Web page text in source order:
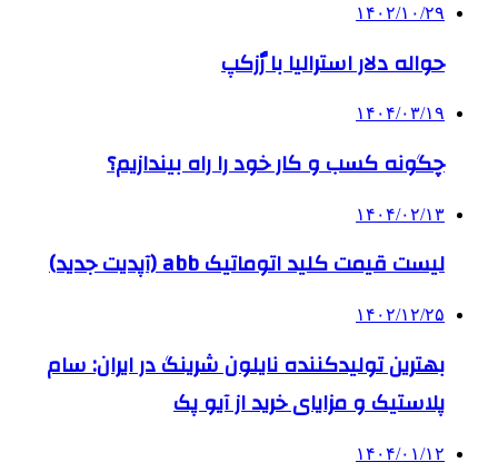
۱۴۰۲/۱۰/۲۹
حواله دلار استرالیا با رٌزکپ
۱۴۰۴/۰۳/۱۹
چگونه کسب و کار خود را راه بیندازیم؟
۱۴۰۴/۰۲/۱۳
لیست قیمت کلید اتوماتیک abb (آپدیت جدید)
۱۴۰۲/۱۲/۲۵
بهترین تولیدکننده نایلون شرینگ در ایران: سام
پلاستیک و مزایای خرید از آیو پک
۱۴۰۴/۰۱/۱۲